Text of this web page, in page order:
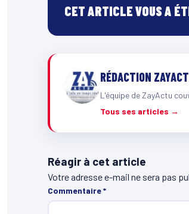
CET ARTICLE VOUS A
RÉDACTION
L'équipe de ZayActu
Tous ses articles →
Réagir à cet article
Votre adresse e-mail ne sera pas
Commentaire*